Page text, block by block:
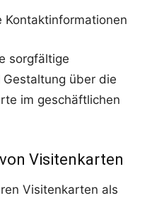
sorgfältige
über die
im geschäftlichen
Visitenkarten
Visitenkarten als